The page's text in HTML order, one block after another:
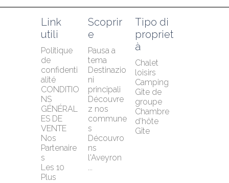
Link
utili
Politique
de
confidenti
alité
CONDITIO
NS
GÉNÉRAL
ES DE
VENTE
Nos
Partenaire
s
Les 10
Plus
Scoprir
e
Pausa a
tema
Destinazio
ni
principali
Découvre
z nos
commune
s
Découvro
ns
l'Aveyron
...
Tipo di
propriet
à
Chalet
loisirs
Camping
Gîte de
groupe
Chambre
d'hôte
Gîte